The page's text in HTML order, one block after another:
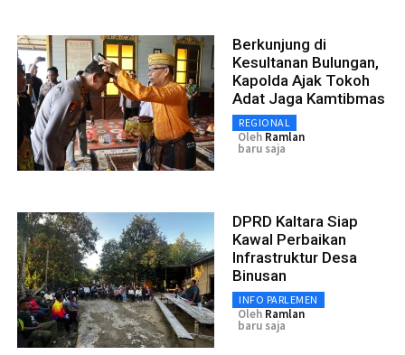
Berkunjung di
Kesultanan Bulungan,
Kapolda Ajak Tokoh
Adat Jaga Kamtibmas
REGIONAL
Oleh Ramlan
baru saja
DPRD Kaltara Siap
Kawal Perbaikan
Infrastruktur Desa
Binusan
INFO PARLEMEN
Oleh Ramlan
baru saja